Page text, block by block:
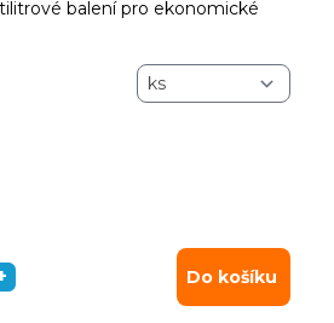
balení pro ekonomické
Do košíku